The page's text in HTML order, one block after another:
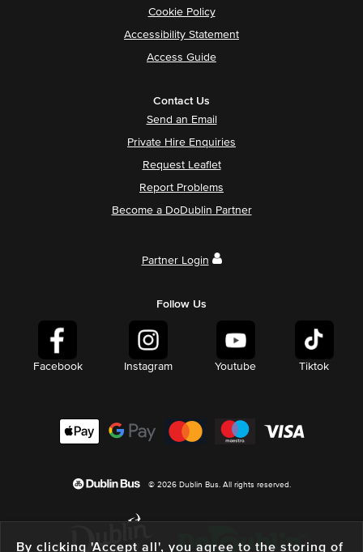
Cookie Policy
Accessibility Statement
Access Guide
Contact Us
Send an Email
Private Hire Enquiries
Request Leaflet
Report Problems
Become a DoDublin Partner
Partner Login
Follow Us
Facebook Instagram Youtube Tiktok
© 2026 Dublin Bus. All rights reserved.
By clicking 'Accept all', you agree to the storing of